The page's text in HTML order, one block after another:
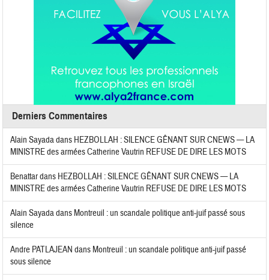
Derniers Commentaires
Alain Sayadadans HEZBOLLAH : SILENCE GÊNANT SUR CNEWS — LA
MINISTRE des armées Catherine Vautrin REFUSE DE DIRE LES MOTS
Benattardans HEZBOLLAH : SILENCE GÊNANT SUR CNEWS — LA
MINISTRE des armées Catherine Vautrin REFUSE DE DIRE LES MOTS
Alain Sayadadans Montreuil : un scandale politique anti-juif passé sous
silence
Andre PATLAJEAN dans Montreuil : un scandale politique anti-juif passé
sous silence